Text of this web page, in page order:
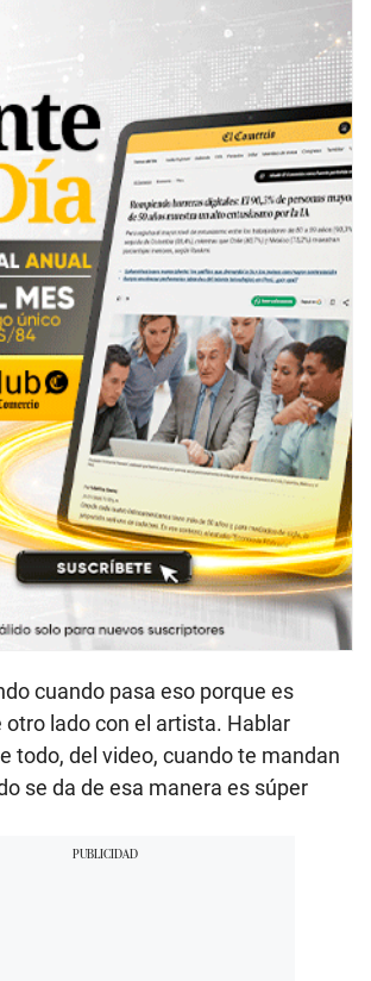
cuando pasa eso porque es
lado con el artista. Hablar
todo, del video, cuando te mandan
se da de esa manera es súper